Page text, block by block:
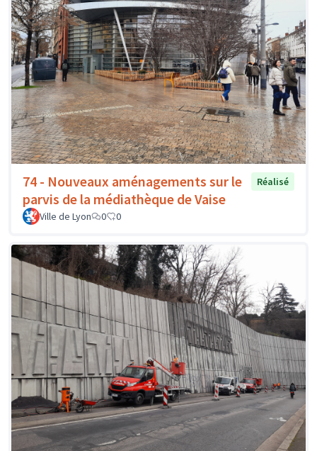
74 - Nouveaux aménagements sur le
parvis de la médiathèque de Vaise
Réalisé
Ville de Lyon 0 0